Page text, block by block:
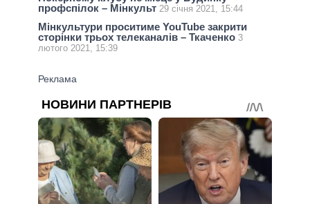
профспілок – Мінкульт 29 січня 2021, 15:44
Мінкультури проситиме YouTube закрити
сторінки трьох телеканалів – Ткаченко 3
лютого 2021, 15:39